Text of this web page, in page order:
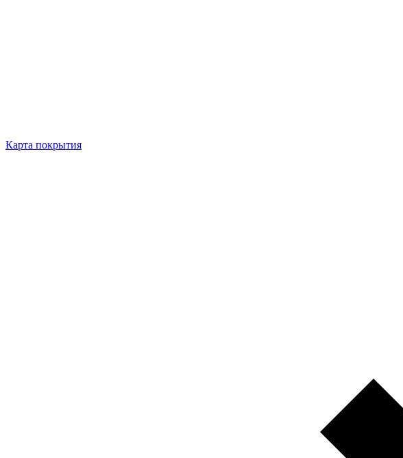
Карта покрытия